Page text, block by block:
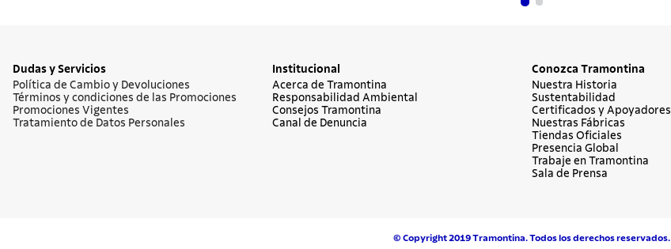
Dudas y Servicios
Política de Cambio y Devoluciones
Términos y condiciones de las Promociones
Promociones Vigentes
Tratamiento de Datos Personales
Institucional
Acerca de Tramontina
Responsabilidad Ambiental
Consejos Tramontina
Canal de Denuncia
Conozca Tramontina
Nuestra Historia
Sustentabilidad
Certificados y Apoyadores
Nuestras Fábricas
Tiendas Oficiales
Presencia Global
Trabaje en Tramontina
Sala de Prensa
© Copyright 2019 Tramontina. Todos los derechos reservados.